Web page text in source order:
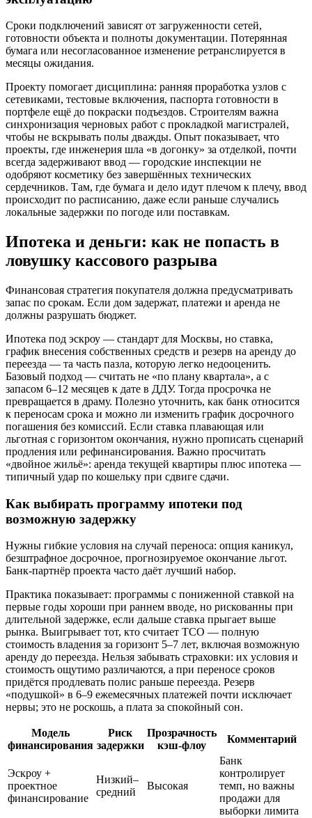
Сроки подключений зависят от загруженности сетей,
готовности объекта и полноты документации. Потерянная
бумага или несогласованное изменение ретранслируется в
месяцы ожидания.
Проекту помогает дисциплина: ранняя проработка узлов с
сетевиками, тестовые включения, паспорта готовности в
портфеле ещё до покраски подъездов. Строителям важна
синхронизация черновых работ с прокладкой магистралей,
чтобы не вскрывать полы дважды. Опыт показывает, что
проекты, где инженерия шла «в догонку» за отделкой, почти
всегда задерживают ввод — городские инспекции не
одобряют косметику без завершённых технических
сердечников. Там, где бумага и дело идут плечом к плечу, ввод
происходит по расписанию, даже если раньше случались
локальные задержки по погоде или поставкам.
Ипотека и деньги: как не попасть в
ловушку кассового разрыва
Финансовая стратегия покупателя должна предусматривать
запас по срокам. Если дом задержат, платежи и аренда не
должны разрушать бюджет.
Ипотека под эскроу — стандарт для Москвы, но ставка,
график внесения собственных средств и резерв на аренду до
переезда — та часть пазла, которую легко недооценить.
Базовый подход — считать не «по плану квартала», а с
запасом 6–12 месяцев к дате в ДДУ. Тогда просрочка не
превращается в драму. Полезно уточнить, как банк относится
к переносам срока и можно ли изменить график досрочного
погашения без комиссий. Если ставка плавающая или
льготная с горизонтом окончания, нужно прописать сценарий
продления или рефинансирования. Важно просчитать
«двойное жильё»: аренда текущей квартиры плюс ипотека —
типичный удар по кошельку при сдвиге сдачи.
Как выбирать программу ипотеки под
возможную задержку
Нужны гибкие условия на случай переноса: опция каникул,
безштрафное досрочное, прогнозируемое окончание льгот.
Банк-партнёр проекта часто даёт лучший набор.
Практика показывает: программы с пониженной ставкой на
первые годы хороши при раннем вводе, но рискованны при
длительной задержке, если дальше ставка прыгает выше
рынка. Выигрывает тот, кто считает TCO — полную
стоимость владения за горизонт 5–7 лет, включая возможную
аренду до переезда. Нельзя забывать страховки: их условия и
стоимость ощутимо различаются, а при переносе сроков
придётся продлевать полис раньше переезда. Резерв
«подушкой» в 6–9 ежемесячных платежей почти исключает
нервы; это не роскошь, а плата за спокойный сон.
Модель
финансирования
Риск
задержки
Прозрачность
кэш-флоу
Комментарий
Эскроу +
проектное
финансирование
Низкий–
средний
Высокая
Банк
контролирует
темп, но важны
продажи для
выборки лимита